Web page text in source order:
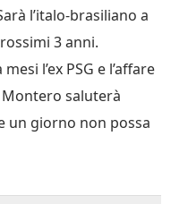
l’italo-brasiliano a
3 anni.
l’ex PSG e l’affare
saluterà
un giorno non possa